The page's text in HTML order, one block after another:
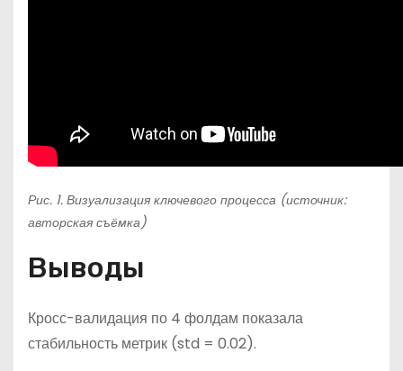
Рис. 1. Визуализация ключевого процесса (источник:
авторская съёмка)
Выводы
Кросс-валидация по 4 фолдам показала
стабильность метрик (std = 0.02).